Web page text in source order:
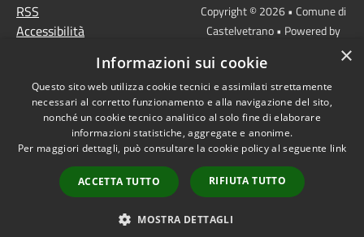
RSS
Accessibilità
Mappa del sito
Link
Protocollo Urbi Smart
Cedolino Online
Posta elettronica
ordinaria
Copyright © 2026 • Comune di
Castelvetrano • Powered by
redazione
×
Informazioni sui cookie
Questo sito web utilizza cookie tecnici e assimilati strettamente
necessari al corretto funzionamento e alla navigazione del sito,
nonché un cookie tecnico analitico al solo fine di elaborare
informazioni statistiche, aggregate e anonime.
Per maggiori dettagli, può consultare la cookie policy al seguente link
ACCETTA TUTTO RIFIUTA TUTTO
MOSTRA DETTAGLI